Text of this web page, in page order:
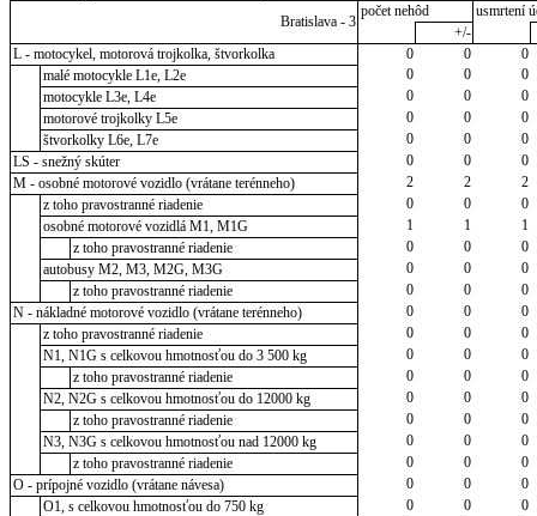
Bratislava - 3
počet nehôd
usmrtení
+/-
L - motocykel, motorová trojkolka, štvorkolka
0 0
0
malé motocykle L1e, L2e
0 0
0
motocykle L3e, L4e
0 0
0
motorové trojkolky L5e
0 0
0
štvorkolky L6e, L7e
0 0
0
LS - snežný skúter
0 0
0
M - osobné motorové vozidlo (vrátane terénneho)
2 2
2
z toho pravostranné riadenie
0 0
0
osobné motorové vozidlá M1, M1G
1 1
1
z toho pravostranné riadenie
0 0
0
autobusy M2, M3, M2G, M3G
0 0
0
z toho pravostranné riadenie
0 0
0
N - nákladné motorové vozidlo (vrátane terénneho)
0 0
0
z toho pravostranné riadenie
0 0
0
N1, N1G s celkovou hmotnosťou do 3 500 kg
0 0
0
z toho pravostranné riadenie
0 0
0
N2, N2G s celkovou hmotnosťou do 12000 kg
0 0
0
z toho pravostranné riadenie
0 0
0
N3, N3G s celkovou hmotnosťou nad 12000 kg
0 0
0
z toho pravostranné riadenie
0 0
0
O - prípojné vozidlo (vrátane návesa)
0 0
0
O1, s celkovou hmotnosťou do 750 kg
0 0
0